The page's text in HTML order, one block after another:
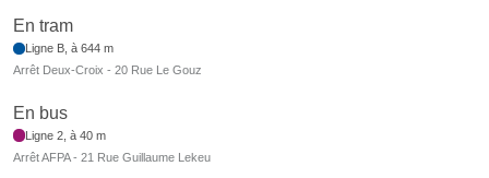
En tram
Ligne B, à 644 m
Arrêt Deux-Croix - 20 Rue Le Gouz
En bus
Ligne 2, à 40 m
Arrêt AFPA - 21 Rue Guillaume Lekeu